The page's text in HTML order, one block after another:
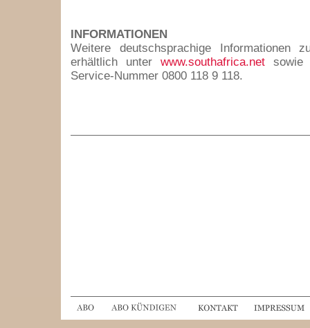
INFORMATIONEN
Weitere deutschsprachige Informationen
erhältlich unter www.southafrica.net sowie
Service-Nummer 0800 118 9 118.